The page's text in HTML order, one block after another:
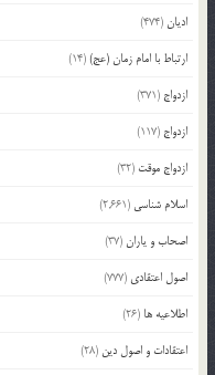
ادیان(474)
ارتباط با امام زمان (عج)(14)
ازدواج (371)
ازدواج (117)
ازدواج موقت (32)
اسلام شناسی (2,661)
اصحاب و یاران(37)
اصول اعتقادی (777)
اطلاعیه ها (26)
اعتقادات و اصول دین (28)